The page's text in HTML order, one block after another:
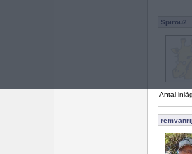
Spirou2
Antal